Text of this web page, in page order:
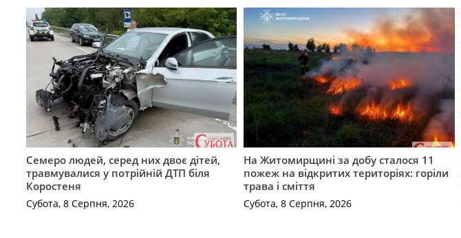
Семеро людей, серед них двоє дітей,
травмувалися у потрійній ДТП біля
Коростеня
Субота, 8 Серпня, 2026
На Житомирщині за добу сталося 11
пожеж на відкритих територіях: горіли
трава і сміття
Субота, 8 Серпня, 2026